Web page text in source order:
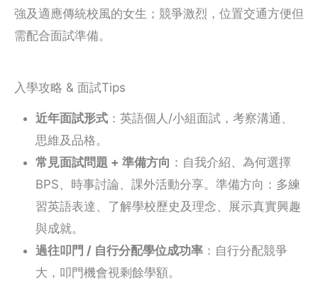
強及適應傳統校風的女生；競爭激烈，位置交通方便但
需配合面試準備。
入學攻略 & 面試Tips
近年面試形式 ：英語個人/小組面試，考察溝通、
思維及品格。
常見面試問題 + 準備方向 ：自我介紹、為何選擇
BPS、時事討論、課外活動分享。準備方向：多練
習英語表達、了解學校歷史及理念、展示真實興趣
與成就。
過往叩門 / 自行分配學位成功率 ：自行分配競爭
大，叩門機會視剩餘學額。